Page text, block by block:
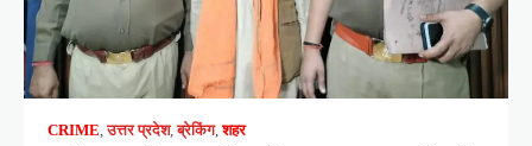
CRIME,उत्तर प्रदेश,ब्रेकिंग,शहर